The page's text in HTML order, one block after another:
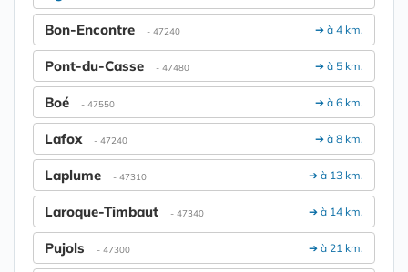
➔ à 4 km.
Bon-Encontre - 47240
➔ à 5 km.
Pont-du-Casse - 47480
➔ à 6 km.
Boé - 47550
➔ à 8 km.
Lafox - 47240
➔ à 13 km.
Laplume - 47310
➔ à 14 km.
Laroque-Timbaut - 47340
➔ à 21 km.
Pujols - 47300